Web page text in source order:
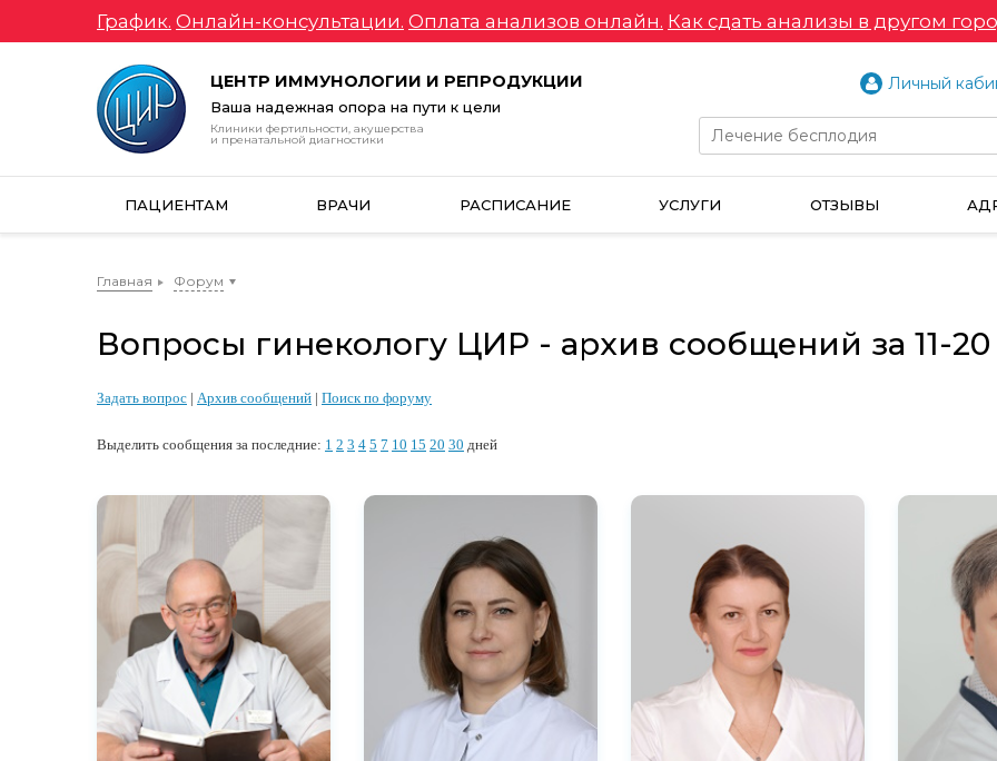
График. Онлайн-консультации. Оплата анализов онлайн. Как сдать анализы в другом
ЦЕНТР ИММУНОЛОГИИ И РЕПРОДУКЦИИ
Ваша надежная опора на пути к цели
Клиники фертильности, акушерства
и пренатальной диагностики
Личный
ПАЦИЕНТАМ ВРАЧИ РАСПИСАНИЕ УСЛУГИ ОТЗЫВЫ
Главная Форум
Вопросы гинекологу ЦИР - архив сообщений за 11-20
Задать вопрос | Архив сообщений | Поиск по форуму
Выделить сообщения за последние: 1 2 3 4 5 7 10 15 20 30 дней